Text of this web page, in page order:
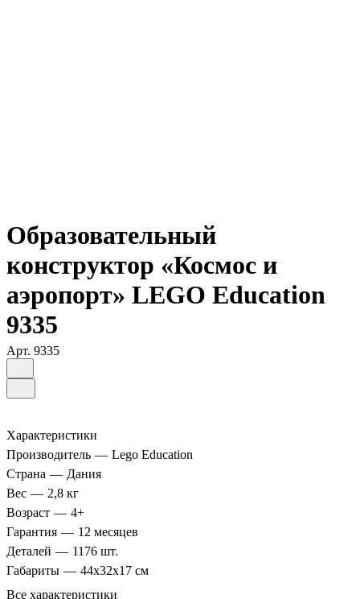
Образовательный
конструктор «Космос и
аэропорт» LEGO Education
9335
Арт. 9335
Характеристики
Производитель — Lego Education
Страна — Дания
Вес — 2,8 кг
Возраст — 4+
Гарантия — 12 месяцев
Деталей — 1176 шт.
Габариты — 44x32x17 см
Все характеристики